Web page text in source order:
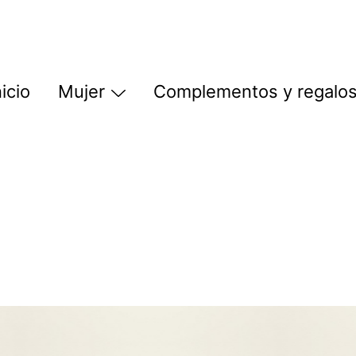
Mujer Complementos y